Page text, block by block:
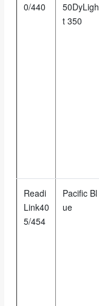
0/440
50DyLigh
t 350
Readi
Link40
5/454
Pacific Bl
ue